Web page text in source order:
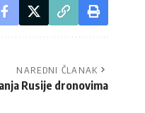
NAREDNI ČLANAK
Rusije dronovima